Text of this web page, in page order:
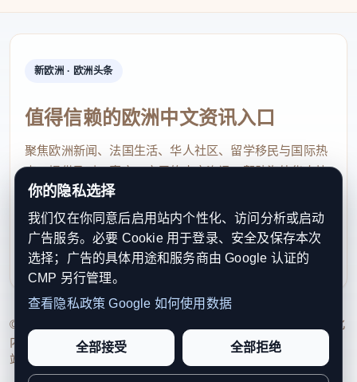
新欧洲 · 欧洲头条
值得信赖的欧洲中文资讯入口
聚焦欧洲新闻、法国生活、华人社区、留学移民与国际热
点，提供及时、真实、实用的中文资讯，帮助海外华人快
速了解欧洲动态。
contact@xinouzhou.com
服务支持、版权与合作：工作日优先处理站务、投稿与权
利通知
© 2026 新欧洲·欧洲头条. All Rights Reserved. 本网站持续优化
内容透明度、联系方式与用户权利说明，以提升品牌信任感和
站点完整度。
你的隐私选择
我们仅在你同意后启用站内个性化、访问分析或启动
广告服务。必要 Cookie 用于登录、安全及保存本次
选择；广告的具体用途和服务商由 Google 认证的
CMP 另行管理。
查看隐私政策 Google 如何使用数据
全部接受 全部拒绝